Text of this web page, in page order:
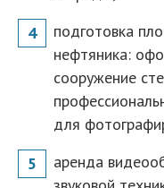
подготовка
нефтяника:
сооружение
для
аренда